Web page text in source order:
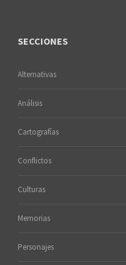
SECCIONES
Alternativas
Análisis
Cartografías
Conflictos
Culturas
Memorias
Personajes